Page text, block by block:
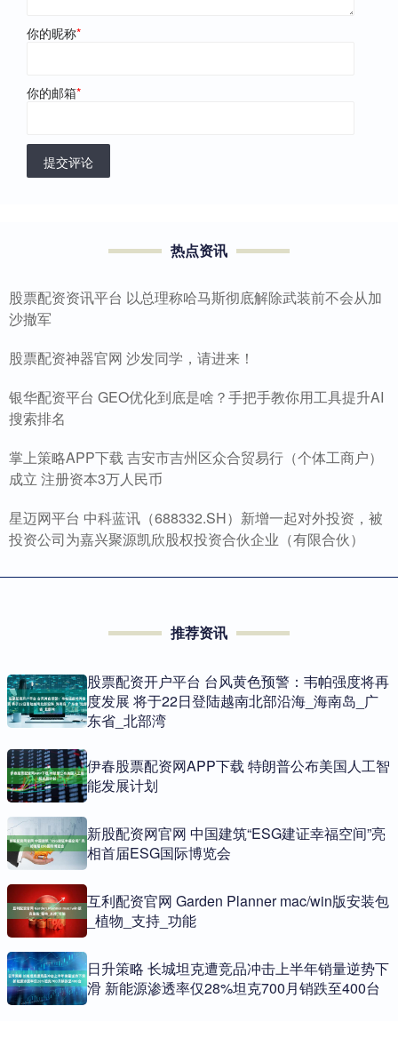
你的昵称*
你的邮箱*
提交评论
热点资讯
股票配资资讯平台 以总理称哈马斯彻底解除武装前不会从加
沙撤军
股票配资神器官网 沙发同学，请进来！
银华配资平台 GEO优化到底是啥？手把手教你用工具提升AI
搜索排名
掌上策略APP下载 吉安市吉州区众合贸易行（个体工商户）
成立 注册资本3万人民币
星迈网平台 中科蓝讯（688332.SH）新增一起对外投资，被
投资公司为嘉兴聚源凯欣股权投资合伙企业（有限合伙）
推荐资讯
股票配资开户平台 台风黄色预警：韦帕强度将再
度发展 将于22日登陆越南北部沿海_海南岛_广
东省_北部湾
伊春股票配资网APP下载 特朗普公布美国人工智
能发展计划
新股配资网官网 中国建筑“ESG建证幸福空间”亮
相首届ESG国际博览会
互利配资官网 Garden Planner mac/win版安装包
_植物_支持_功能
日升策略 长城坦克遭竞品冲击上半年销量逆势下
滑 新能源渗透率仅28%坦克700月销跌至400台